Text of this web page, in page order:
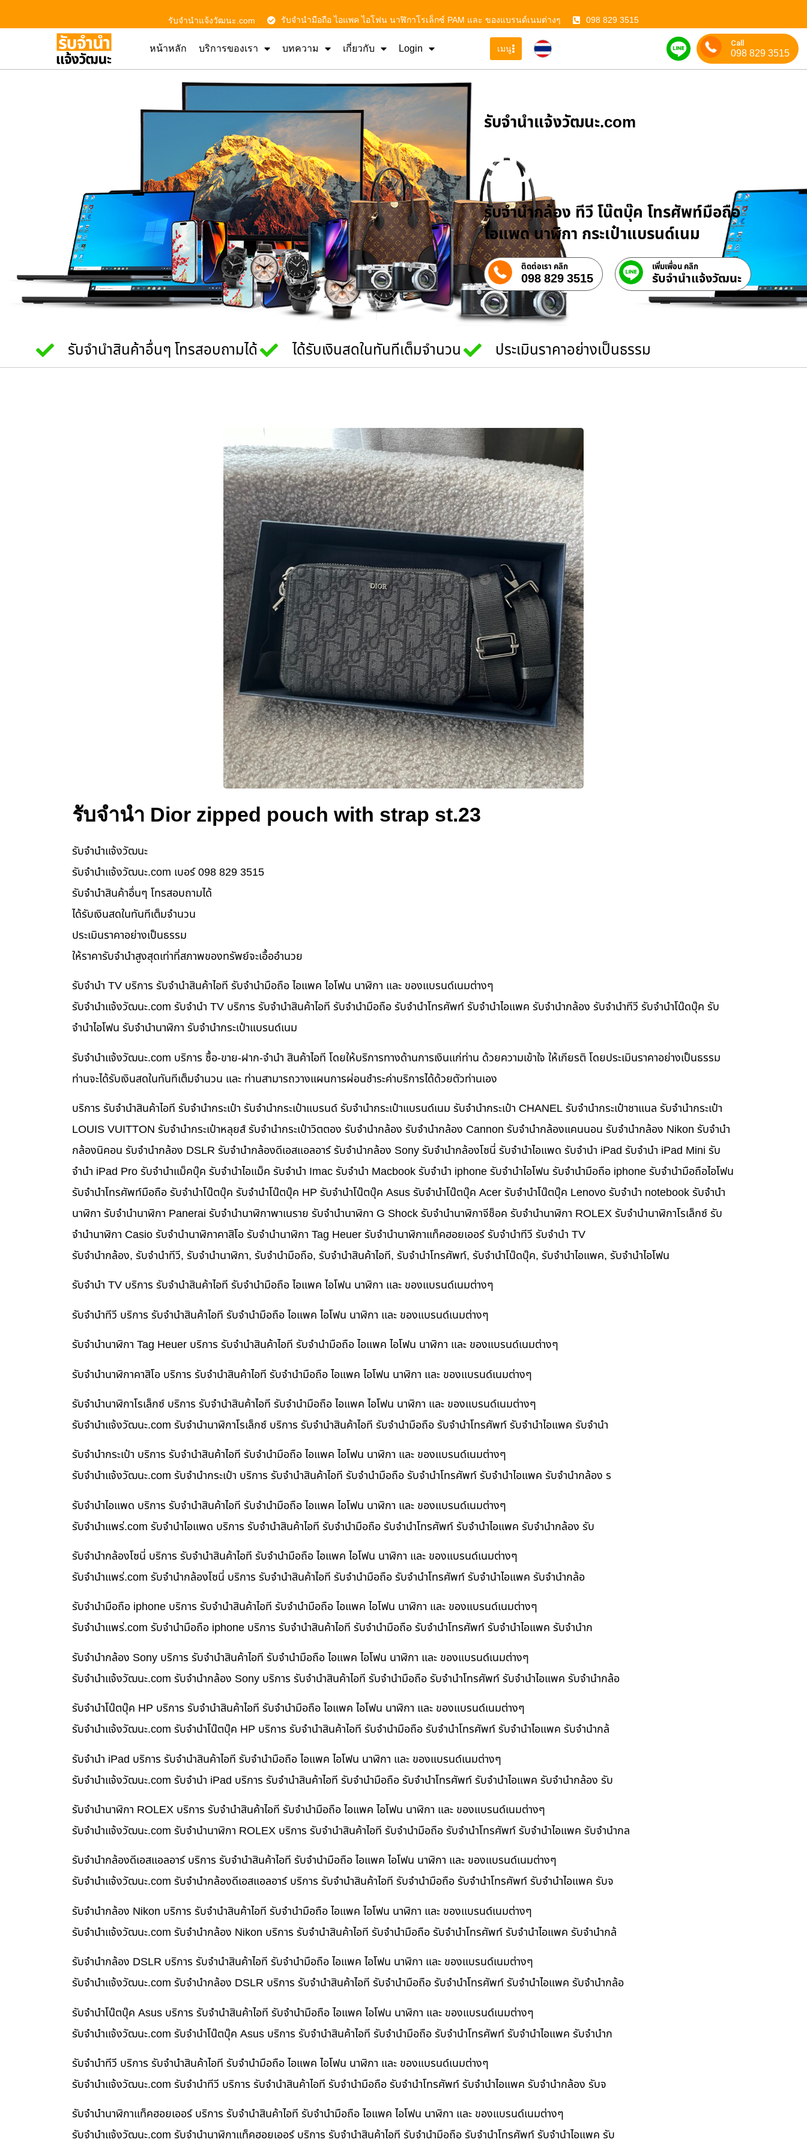
รับจํานําแจ้งวัฒนะ.com รับจำนำมือถือ ไอแพค ไอโฟน นาฬิกาโรเล็กซ์ PAM และ ของแบรนด์เนมต่างๆ 098 829 3515
หน้าหลัก บริการของเรา บทความ เกี่ยวกับ Login เมนู
Call
098 829 3515
รับจํานําแจ้งวัฒนะ.com
รับจำนำสินค้าไอที
รับจำนำกล้อง ทีวี โน๊ตบุ๊ค โทรศัพท์มือถือ
ไอแพด นาฬิกา กระเป๋าแบรนด์เนม
ติดต่อเรา คลิก
098 829 3515
เพิ่มเพื่อน คลิก
รับจํานําแจ้งวัฒนะ
รับจำนำสินค้าอื่นๆ โทรสอบถามได้ ได้รับเงินสดในทันทีเต็มจำนวน ประเมินราคาอย่างเป็นธรรม
รับจำนำ Dior zipped pouch with strap st.23
รับจํานําแจ้งวัฒนะ
รับจํานําแจ้งวัฒนะ.com เบอร์ 098 829 3515
รับจำนำสินค้าอื่นๆ โทรสอบถามได้
ได้รับเงินสดในทันทีเต็มจำนวน
ประเมินราคาอย่างเป็นธรรม
ให้ราคารับจำนำสูงสุดเท่าที่สภาพของทรัพย์จะเอื้ออำนวย
รับจำนำ TV บริการ รับจำนำสินค้าไอที รับจำนำมือถือ ไอแพค ไอโฟน นาฬิกา และ ของแบรนด์เนมต่างๆ
รับจํานําแจ้งวัฒนะ.com รับจำนำ TV บริการ รับจำนำสินค้าไอที รับจำนำมือถือ รับจำนำโทรศัพท์ รับจำนำไอแพค รับจำนำกล้อง รับจำนำทีวี รับจำนำโน๊ดบุ๊ค รับ
จำนำไอโฟน รับจำนำนาฬิกา รับจำนำกระเป๋าแบรนด์เนม
รับจํานําแจ้งวัฒนะ.com บริการ ซื้อ-ขาย-ฝาก-จำนำ สินค้าไอที โดยให้บริการทางด้านการเงินแก่ท่าน ด้วยความเข้าใจ ให้เกียรติ โดยประเมินราคาอย่างเป็นธรรม
ท่านจะได้รับเงินสดในทันทีเต็มจำนวน และ ท่านสามารถวางแผนการผ่อนชำระค่าบริการได้ด้วยตัวท่านเอง
บริการ รับจำนำสินค้าไอที รับจำนำกระเป๋า รับจำนำกระเป๋าแบรนด์ รับจำนำกระเป๋าแบรนด์เนม รับจำนำกระเป๋า CHANEL รับจำนำกระเป๋าชาแนล รับจำนำกระเป๋า
LOUIS VUITTON รับจำนำกระเป๋าหลุยส์ รับจำนำกระเป๋าวิตตอง รับจำนำกล้อง รับจำนำกล้อง Cannon รับจำนำกล้องแคนนอน รับจำนำกล้อง Nikon รับจำนำ
กล้องนิคอน รับจำนำกล้อง DSLR รับจำนำกล้องดีเอสแอลอาร์ รับจำนำกล้อง Sony รับจำนำกล้องโซนี่ รับจำนำไอแพด รับจำนำ iPad รับจำนำ iPad Mini รับ
จำนำ iPad Pro รับจำนำแม็คบุ๊ค รับจำนำไอแม็ค รับจำนำ Imac รับจำนำ Macbook รับจำนำ iphone รับจำนำไอโฟน รับจำนำมือถือ iphone รับจำนำมือถือไอโฟน
รับจำนำโทรศัพท์มือถือ รับจำนำโน๊ตบุ๊ค รับจำนำโน๊ตบุ๊ค HP รับจำนำโน๊ตบุ๊ค Asus รับจำนำโน๊ตบุ๊ค Acer รับจำนำโน๊ตบุ๊ค Lenovo รับจำนำ notebook รับจำนำ
นาฬิกา รับจำนำนาฬิกา Panerai รับจำนำนาฬิกาพาเนราย รับจำนำนาฬิกา G Shock รับจำนำนาฬิกาจีช็อค รับจำนำนาฬิกา ROLEX รับจำนำนาฬิกาโรเล็กซ์ รับ
จำนำนาฬิกา Casio รับจำนำนาฬิกาคาสิโอ รับจำนำนาฬิกา Tag Heuer รับจำนำนาฬิกาแท็คฮอยเออร์ รับจำนำทีวี รับจำนำ TV
รับจำนำกล้อง, รับจำนำทีวี, รับจำนำนาฬิกา, รับจำนำมือถือ, รับจำนำสินค้าไอที, รับจำนำโทรศัพท์, รับจำนำโน๊ดบุ๊ค, รับจำนำไอแพค, รับจำนำไอโฟน
รับจำนำ TV บริการ รับจำนำสินค้าไอที รับจำนำมือถือ ไอแพค ไอโฟน นาฬิกา และ ของแบรนด์เนมต่างๆ
รับจำนำทีวี บริการ รับจำนำสินค้าไอที รับจำนำมือถือ ไอแพค ไอโฟน นาฬิกา และ ของแบรนด์เนมต่างๆ
รับจำนำนาฬิกา Tag Heuer บริการ รับจำนำสินค้าไอที รับจำนำมือถือ ไอแพค ไอโฟน นาฬิกา และ ของแบรนด์เนมต่างๆ
รับจำนำนาฬิกาคาสิโอ บริการ รับจำนำสินค้าไอที รับจำนำมือถือ ไอแพค ไอโฟน นาฬิกา และ ของแบรนด์เนมต่างๆ
รับจำนำนาฬิกาโรเล็กซ์ บริการ รับจำนำสินค้าไอที รับจำนำมือถือ ไอแพค ไอโฟน นาฬิกา และ ของแบรนด์เนมต่างๆ
รับจํานําแจ้งวัฒนะ.com รับจำนำนาฬิกาโรเล็กซ์ บริการ รับจำนำสินค้าไอที รับจำนำมือถือ รับจำนำโทรศัพท์ รับจำนำไอแพค รับจำนำ
รับจำนำกระเป๋า บริการ รับจำนำสินค้าไอที รับจำนำมือถือ ไอแพค ไอโฟน นาฬิกา และ ของแบรนด์เนมต่างๆ
รับจํานําแจ้งวัฒนะ.com รับจำนำกระเป๋า บริการ รับจำนำสินค้าไอที รับจำนำมือถือ รับจำนำโทรศัพท์ รับจำนำไอแพค รับจำนำกล้อง ร
รับจำนำไอแพด บริการ รับจำนำสินค้าไอที รับจำนำมือถือ ไอแพค ไอโฟน นาฬิกา และ ของแบรนด์เนมต่างๆ
รับจํานําแพร่.com รับจำนำไอแพด บริการ รับจำนำสินค้าไอที รับจำนำมือถือ รับจำนำโทรศัพท์ รับจำนำไอแพค รับจำนำกล้อง รับ
รับจำนำกล้องโซนี่ บริการ รับจำนำสินค้าไอที รับจำนำมือถือ ไอแพค ไอโฟน นาฬิกา และ ของแบรนด์เนมต่างๆ
รับจํานําแพร่.com รับจำนำกล้องโซนี่ บริการ รับจำนำสินค้าไอที รับจำนำมือถือ รับจำนำโทรศัพท์ รับจำนำไอแพค รับจำนำกล้อ
รับจำนำมือถือ iphone บริการ รับจำนำสินค้าไอที รับจำนำมือถือ ไอแพค ไอโฟน นาฬิกา และ ของแบรนด์เนมต่างๆ
รับจํานําแพร่.com รับจำนำมือถือ iphone บริการ รับจำนำสินค้าไอที รับจำนำมือถือ รับจำนำโทรศัพท์ รับจำนำไอแพค รับจำนำก
รับจำนำกล้อง Sony บริการ รับจำนำสินค้าไอที รับจำนำมือถือ ไอแพค ไอโฟน นาฬิกา และ ของแบรนด์เนมต่างๆ
รับจํานําแจ้งวัฒนะ.com รับจำนำกล้อง Sony บริการ รับจำนำสินค้าไอที รับจำนำมือถือ รับจำนำโทรศัพท์ รับจำนำไอแพค รับจำนำกล้อ
รับจำนำโน๊ตบุ๊ค HP บริการ รับจำนำสินค้าไอที รับจำนำมือถือ ไอแพค ไอโฟน นาฬิกา และ ของแบรนด์เนมต่างๆ
รับจํานําแจ้งวัฒนะ.com รับจำนำโน๊ตบุ๊ค HP บริการ รับจำนำสินค้าไอที รับจำนำมือถือ รับจำนำโทรศัพท์ รับจำนำไอแพค รับจำนำกล้
รับจำนำ iPad บริการ รับจำนำสินค้าไอที รับจำนำมือถือ ไอแพค ไอโฟน นาฬิกา และ ของแบรนด์เนมต่างๆ
รับจํานําแจ้งวัฒนะ.com รับจำนำ iPad บริการ รับจำนำสินค้าไอที รับจำนำมือถือ รับจำนำโทรศัพท์ รับจำนำไอแพค รับจำนำกล้อง รับ
รับจำนำนาฬิกา ROLEX บริการ รับจำนำสินค้าไอที รับจำนำมือถือ ไอแพค ไอโฟน นาฬิกา และ ของแบรนด์เนมต่างๆ
รับจํานําแจ้งวัฒนะ.com รับจำนำนาฬิกา ROLEX บริการ รับจำนำสินค้าไอที รับจำนำมือถือ รับจำนำโทรศัพท์ รับจำนำไอแพค รับจำนำกล
รับจำนำกล้องดีเอสแอลอาร์ บริการ รับจำนำสินค้าไอที รับจำนำมือถือ ไอแพค ไอโฟน นาฬิกา และ ของแบรนด์เนมต่างๆ
รับจํานําแจ้งวัฒนะ.com รับจำนำกล้องดีเอสแอลอาร์ บริการ รับจำนำสินค้าไอที รับจำนำมือถือ รับจำนำโทรศัพท์ รับจำนำไอแพค รับจ
รับจำนำกล้อง Nikon บริการ รับจำนำสินค้าไอที รับจำนำมือถือ ไอแพค ไอโฟน นาฬิกา และ ของแบรนด์เนมต่างๆ
รับจํานําแจ้งวัฒนะ.com รับจำนำกล้อง Nikon บริการ รับจำนำสินค้าไอที รับจำนำมือถือ รับจำนำโทรศัพท์ รับจำนำไอแพค รับจำนำกล้
รับจำนำกล้อง DSLR บริการ รับจำนำสินค้าไอที รับจำนำมือถือ ไอแพค ไอโฟน นาฬิกา และ ของแบรนด์เนมต่างๆ
รับจํานําแจ้งวัฒนะ.com รับจำนำกล้อง DSLR บริการ รับจำนำสินค้าไอที รับจำนำมือถือ รับจำนำโทรศัพท์ รับจำนำไอแพค รับจำนำกล้อ
รับจำนำโน๊ตบุ๊ค Asus บริการ รับจำนำสินค้าไอที รับจำนำมือถือ ไอแพค ไอโฟน นาฬิกา และ ของแบรนด์เนมต่างๆ
รับจํานําแจ้งวัฒนะ.com รับจำนำโน๊ตบุ๊ค Asus บริการ รับจำนำสินค้าไอที รับจำนำมือถือ รับจำนำโทรศัพท์ รับจำนำไอแพค รับจำนำก
รับจำนำทีวี บริการ รับจำนำสินค้าไอที รับจำนำมือถือ ไอแพค ไอโฟน นาฬิกา และ ของแบรนด์เนมต่างๆ
รับจํานําแจ้งวัฒนะ.com รับจำนำทีวี บริการ รับจำนำสินค้าไอที รับจำนำมือถือ รับจำนำโทรศัพท์ รับจำนำไอแพค รับจำนำกล้อง รับจ
รับจำนำนาฬิกาแท็คฮอยเออร์ บริการ รับจำนำสินค้าไอที รับจำนำมือถือ ไอแพค ไอโฟน นาฬิกา และ ของแบรนด์เนมต่างๆ
รับจํานําแจ้งวัฒนะ.com รับจำนำนาฬิกาแท็คฮอยเออร์ บริการ รับจำนำสินค้าไอที รับจำนำมือถือ รับจำนำโทรศัพท์ รับจำนำไอแพค รับ